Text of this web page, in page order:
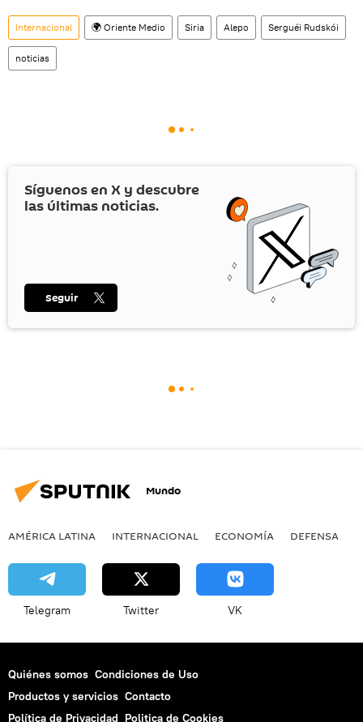
Internacional 🌍 Oriente Medio Siria Alepo Serguéi Rudskói
noticias
Síguenos en X y descubre
las últimas noticias.
Seguir
Mundo
AMÉRICA LATINA INTERNACIONAL ECONOMÍA DEFENSA
Telegram Twitter VK
Quiénes somos Condiciones de Uso
Productos y servicios Contacto
Política de Privacidad Politica de Cookies